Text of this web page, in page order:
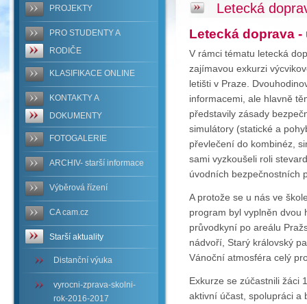
PROJEKTY
PRO STUDENTY A
RODIČE
KLASIFIKACE ONLINE
KONTAKTY A
DOKUMENTY
FOTOGALERIE
ARCHIV- starší informace
Výběrová řízení
CA cam.cz
Starší aktuality
Distanční výuka
vyrocni-zprava-skolni-
rok-2016-2017
Letecká
Letecká doprava
V rámci tématu letecká
zajímavou exkurzi
letišti v Praze.
informacemi, ale hlavně
představily zásady
simulátory (statické a
převlečení do kombinéz,
sami vyzkoušeli roli
úvodních bezpečnostních
A protože se u nás ve
program byl vyplněn dvou
průvodkyní po areálu
nádvoří, Starý královský
Vánoční atmosféra celý
Exkurze se zúčastnili žáci
aktivní účast, spolupráci a